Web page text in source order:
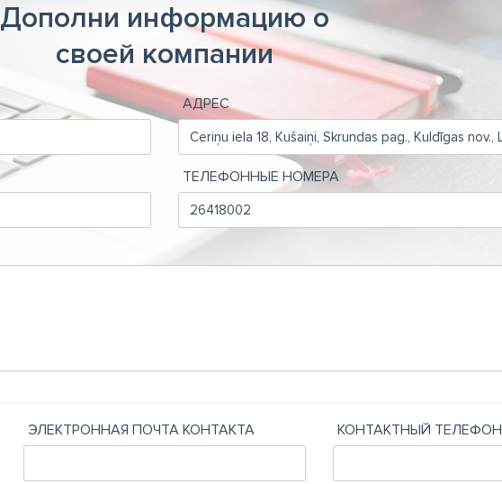
Дополни информацию о
своей компании
АДРЕС
ТЕЛЕФОННЫЕ НОМЕРА
ЭЛЕКТРОННАЯ ПОЧТА КОНТАКТА КОНТАКТНЫЙ ТЕЛЕФОН